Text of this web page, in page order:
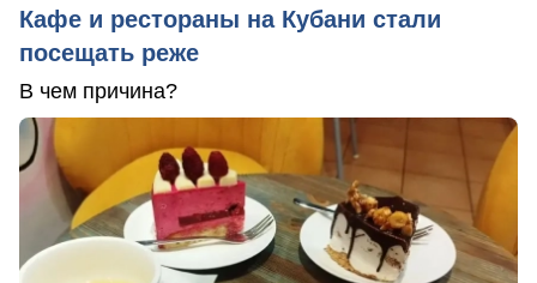
Кафе и рестораны на Кубани стали
посещать реже
В чем причина?